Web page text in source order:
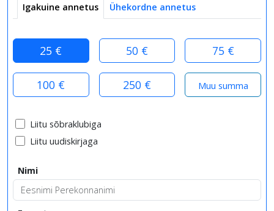
Igakuine annetus Ühekordne annetus
25 € 50 € 75 €
100 € 250 €
Liitu sõbraklubiga
Liitu uudiskirjaga
Nimi